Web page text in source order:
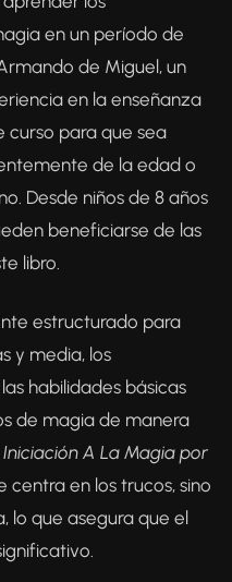
en un período de
de Miguel, un
en la enseñanza
curso para que sea
de la edad o
Desde niños de 8 años
beneficiarse de las
libro.
estructurado para
y media, los
habilidades básicas
de magia de manera
A La Magia por
centra en los trucos, sino
lo que asegura que el